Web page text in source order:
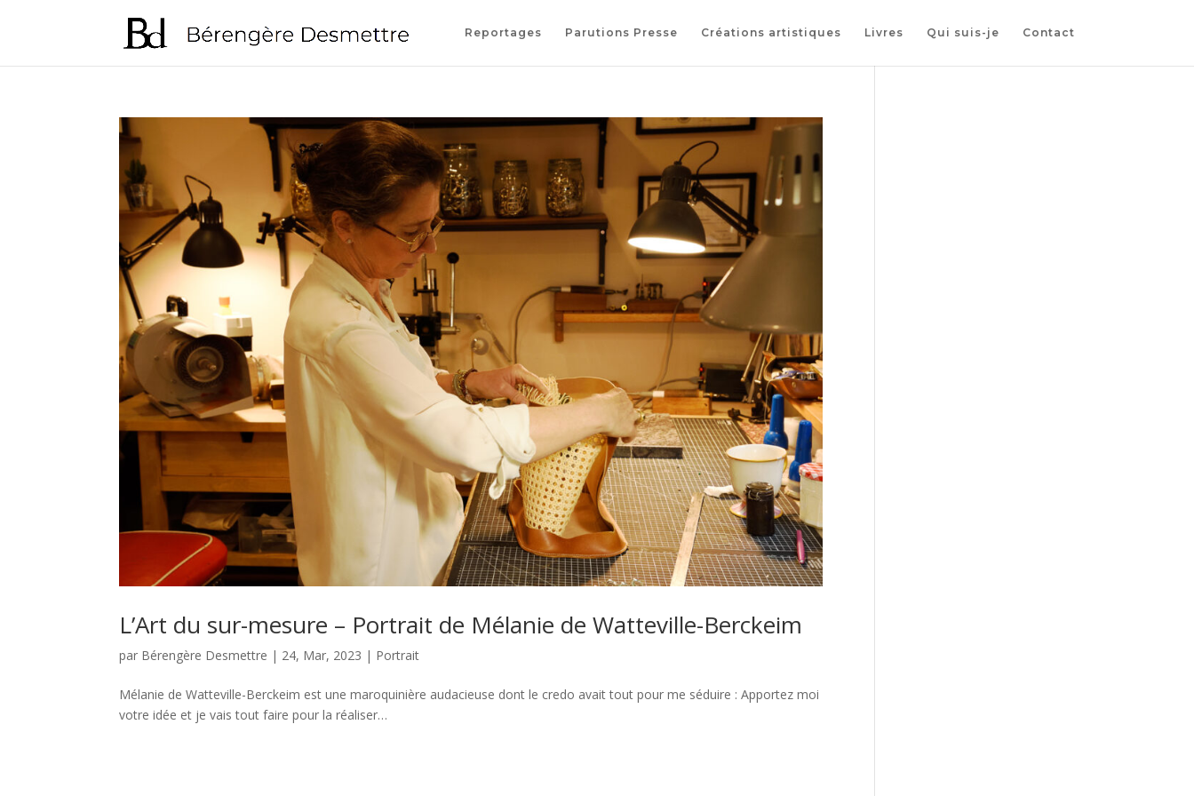
Reportages Parutions Presse Créations artistiques Livres Qui suis-je Contact
L’Art du sur-mesure – Portrait de Mélanie de Watteville-Berckeim
par Bérengère Desmettre | 24, Mar, 2023 | Portrait
Mélanie de Watteville-Berckeim est une maroquinière audacieuse dont le credo avait tout pour me séduire : Apportez moi
votre idée et je vais tout faire pour la réaliser…